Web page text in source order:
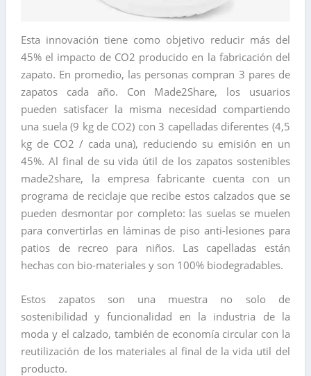
Esta innovación tiene como objetivo reducir más del
45% el impacto de CO2 producido en la fabricación del
zapato. En promedio, las personas compran 3 pares de
zapatos cada año. Con Made2Share, los usuarios
pueden satisfacer la misma necesidad compartiendo
una suela (9 kg de CO2) con 3 capelladas diferentes (4,5
kg de CO2 / cada una), reduciendo su emisión en un
45%. Al final de su vida útil de los zapatos sostenibles
made2share, la empresa fabricante cuenta con un
programa de reciclaje que recibe estos calzados que se
pueden desmontar por completo: las suelas se muelen
para convertirlas en láminas de piso anti-lesiones para
patios de recreo para niños. Las capelladas están
hechas con bio-materiales y son 100% biodegradables.
Estos zapatos son una muestra no solo de
sostenibilidad y funcionalidad en la industria de la
moda y el calzado, también de economía circular con la
reutilización de los materiales al final de la vida util del
producto.